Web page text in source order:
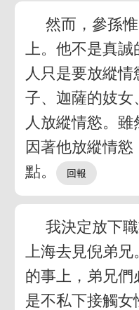
然而，參孫
上。他不是真
人只是要放縱
子、迦薩的妓女
人放縱情慾。
因著他放縱情
點。
我決定放下
上海去見倪弟
的事上，弟兄
是不私下接觸女